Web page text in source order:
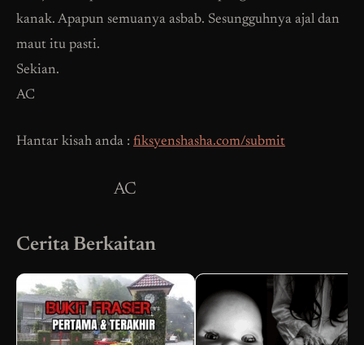
kanak. Apapun semuanya asbab. Sesungguhnya ajal dan
maut itu pasti.
Sekian.
AC
Hantar kisah anda : fiksyenshasha.com/submit
AC
Cerita Berkaitan